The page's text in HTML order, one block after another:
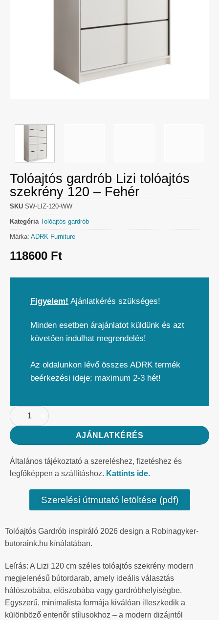
Tolóajtós gardrób Lizi tolóajtós
szekrény 120 – Fehér
SKU SW-LIZ-120-WW
Kategória Tolóajtós gardrób
Márka: ADRK Furniture
118600 Ft
Figyelem! Ajánlatkérés szükséges!
Minden esetben árajánlatot küldünk és azt
követően indulhat megrendelés!
Az oldalunkon lévő összes ADRK termék
beérkezési ideje: maximum 2-3 hét!
AJÁNLATKÉRÉS
Általános tájékoztató a szereléshez, fizetéshez és
legfőképpen a szállításhoz. Kattints ide.
Szerelési útmutató letöltése (pdf)
Tolóajtós Gardrób inspiráló 2026 design a Robinagyker-
butoraink.hu kínálatában.
Leírás: A Lizi 120 cm széles tolóajtós szekrény modern
megjelenésű bútordarab, amely ideális választás
hálószobába, előszobába vagy gardróbhelyiségbe.
Egyszerű, minimalista formája kiválóan illeszkedik a
különböző enteriőr stílusokhoz – a modern dizájntól